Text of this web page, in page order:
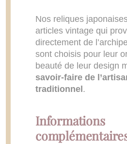
Nos reliques
articles vintage qui
directement de
sont choisis pour leur
beauté de leur design
savoir-faire de
traditionnel .
Informations